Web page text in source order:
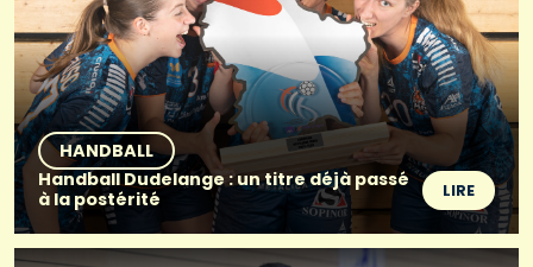
HANDBALL
Handball Dudelange : un titre déjà passé
à la postérité
LIRE